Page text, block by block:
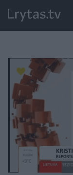
Paremkite Ukrainą